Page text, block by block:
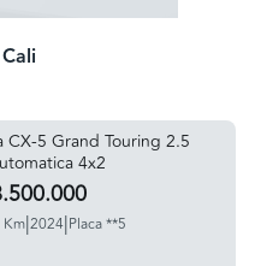
CX-5 Grand Touring 2.5
4x2
|2024|Placa **5